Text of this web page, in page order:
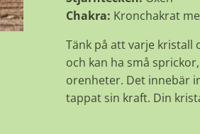
Chakra: Kronchakrat
Tänk på att varje kristall
och kan ha små
orenheter. Det innebär
tappat sin kraft. Din